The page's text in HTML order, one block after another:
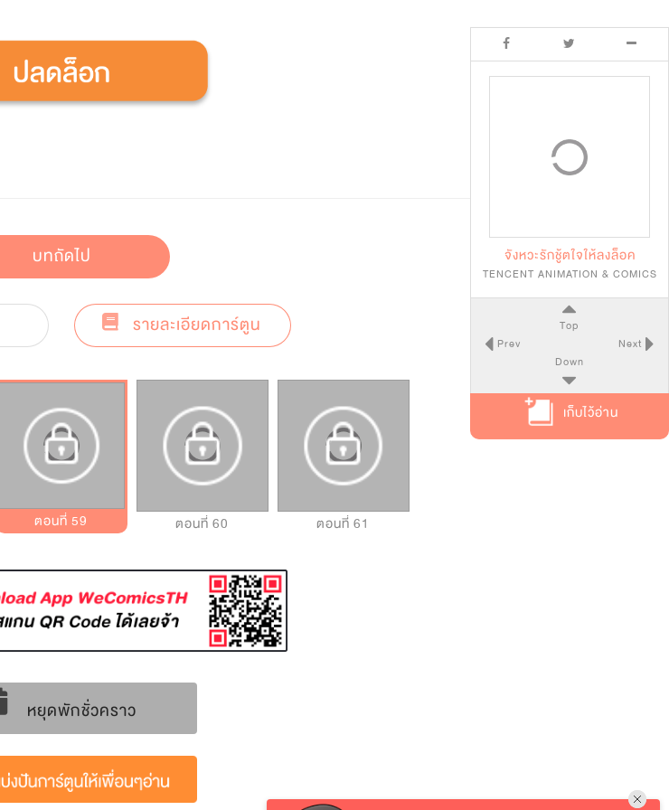
บทถัดไป
รายละเอียดการ์ตูน
ตอนที่ 59 ตอนที่ 60 ตอนที่ 61
หยุดพักชั่วคราว
จังหวะรักชู้ตใจให้ลงล็อค
TENCENT ANIMATION & COMICS
Top
Prev
Next
Down
เก็บไว้อ่าน